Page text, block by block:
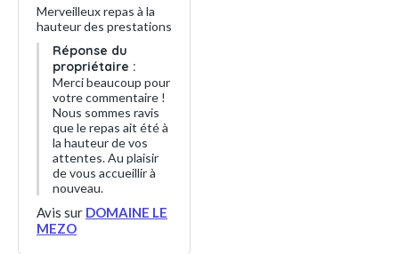
Merveilleux repas à la
hauteur des prestations
Réponse du
propriétaire :
Merci beaucoup pour
votre commentaire !
Nous sommes ravis
que le repas ait été à
la hauteur de vos
attentes. Au plaisir
de vous accueillir à
nouveau.
Avis sur DOMAINE LE
MEZO